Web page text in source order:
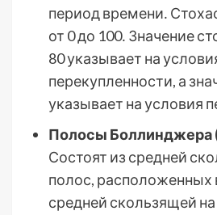
период времени․
от 0 до 100․ Значение
80 указывает на
перекупленности, а
указывает на условия
Полосы Боллинджера
Состоят из средней
полос,
средней скользящей